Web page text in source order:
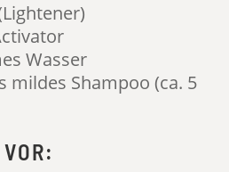
Wasser
mildes Shampoo (ca. 5